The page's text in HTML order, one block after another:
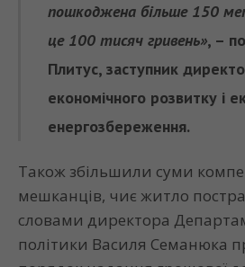
пошкоджена більше 150
це 100 тисяч гривень», –
Плитус, заступник
економічного розвитку і
енергозбереження.
Також збільшили суми
мешканців, чиє житло
словами директора
політики Василя Семанюка